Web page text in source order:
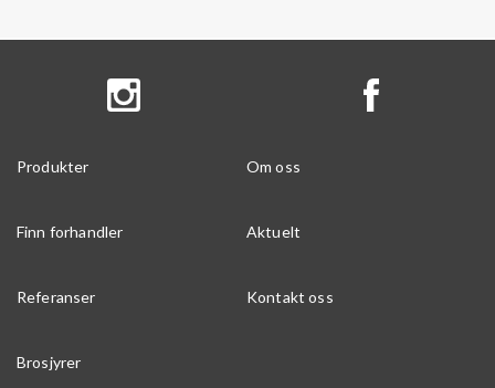
Produkter Om oss
Finn forhandler Aktuelt
Referanser Kontakt oss
Brosjyrer